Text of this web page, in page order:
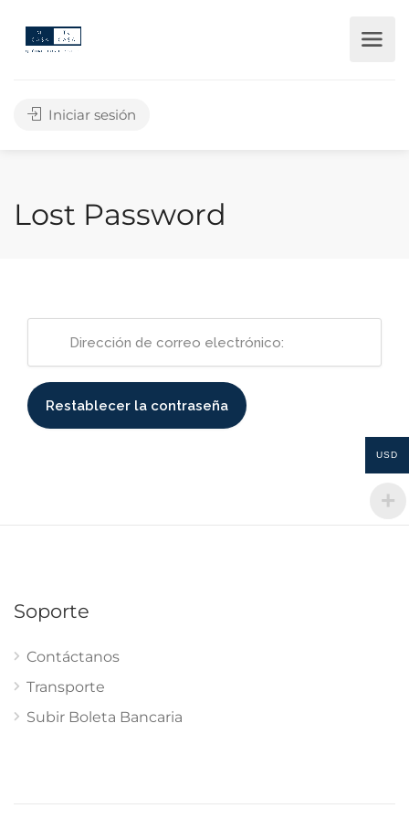
Iniciar sesión
Lost Password
Soporte
Contáctanos
Transporte
Subir Boleta Bancaria
USD